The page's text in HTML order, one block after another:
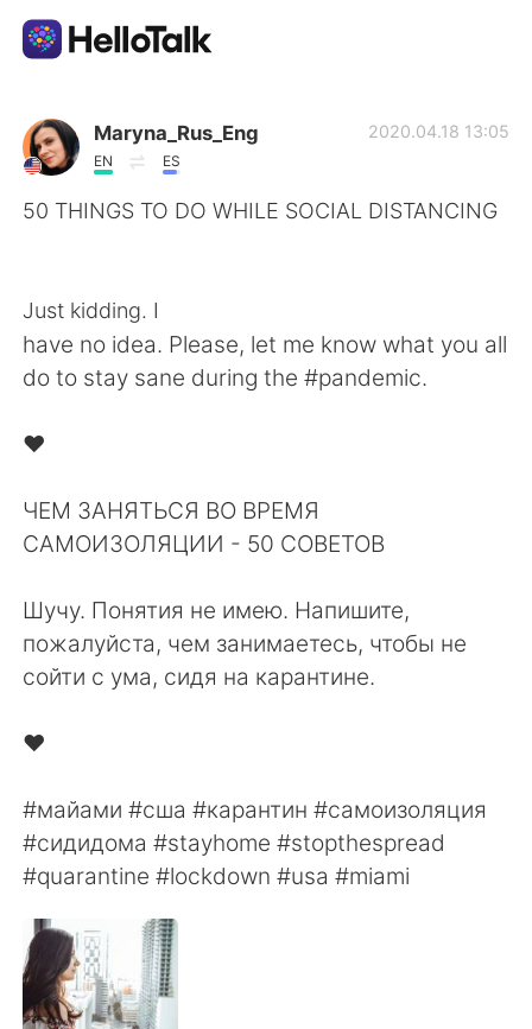
語言交換應用
AI Grammar Checker
English 简体中文
日本語 한국어
Русский
Indonesia Italiano
Maryna_Rus_Eng
EN ES
2020.04.18 13:05
50 THINGS TO DO WHILE SOCIAL DISTANCING
Just kidding. I
have no idea. Please, let me know what you all
do to stay sane during the #pandemic. ⁠⠀
❤️⁠⠀
ЧЕМ ЗАНЯТЬСЯ ВО ВРЕМЯ
САМОИЗОЛЯЦИИ - ⁠50 СОВЕТОВ⁠⠀
Шучу. Понятия не имею. Напишите,
пожалуйста, чем занимаетесь, чтобы не
сойти с ума, сидя на карантине. ⁠⠀
❤️⠀
#майами #сша #карантин #самоизоляция
#сидидома #stayhome #stopthespread
#quarantine #lockdown #usa #miami